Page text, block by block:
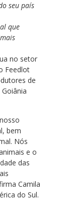
seu país
que
no setor
Feedlot
de
bem
Nós
e o
das
Camila
do Sul.